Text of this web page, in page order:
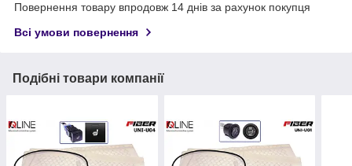
Повернення товару впродовж 14 днів за рахунок покупця
Всі умови повернення
Подібні товари компанії